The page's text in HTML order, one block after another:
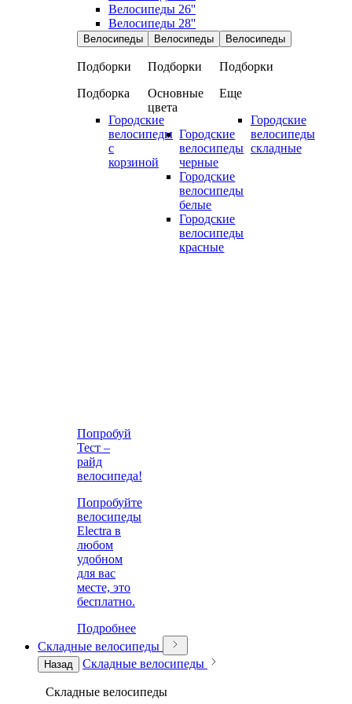
Велосипеды 26''
Велосипеды 28''
Велосипеды
Подборки
Подборка
Городские
велосипеды
с
корзиной
Велосипеды
Подборки
Основные
цвета
Городские
велосипеды
черные
Городские
велосипеды
белые
Городские
велосипеды
красные
Велосипеды
Подборки
Еще
Городские
велосипеды
складные
Попробуй
Тест –
райд
велосипеда!
Попробуйте
велосипеды
Electra в
любом
удобном
для вас
месте, это
бесплатно.
Подробнее
Складные велосипеды
Назад Складные велосипеды
Складные велосипеды